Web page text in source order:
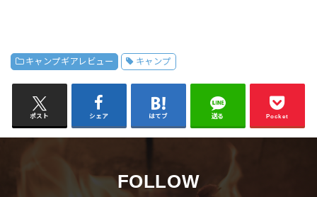
キャンプギアレビュー キャンプ
ポスト シェア はてブ 送る Pocket
FOLLOW